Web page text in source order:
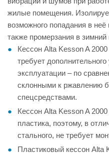
жилые помещения.
возможного попадания в
также промерзания в зимний
Кессон Alta Kesson A
требует
эксплуатации – по
склонными к ржавлению
спецсредствами.
Кессон Alta Kesson A 2000
пластика, поэтому, в
стального, не требует
Пластиковый кессон Alta